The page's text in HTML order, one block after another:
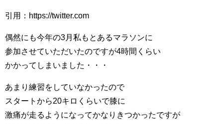
引用：https://twitter.com
偶然にも今年の3月私もとあるマラソンに
参加させていただいたのですが4時間くらい
かかってしまいました・・・
あまり練習をしていなかったので
スタートから20キロくらいで膝に
激痛が走るようになってかなりきつかったですが